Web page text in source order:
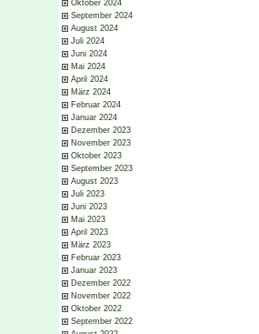
Oktober 2024
September 2024
August 2024
Juli 2024
Juni 2024
Mai 2024
April 2024
März 2024
Februar 2024
Januar 2024
Dezember 2023
November 2023
Oktober 2023
September 2023
August 2023
Juli 2023
Juni 2023
Mai 2023
April 2023
März 2023
Februar 2023
Januar 2023
Dezember 2022
November 2022
Oktober 2022
September 2022